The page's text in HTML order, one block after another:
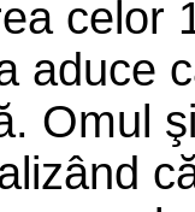
celor
aduce
Omul